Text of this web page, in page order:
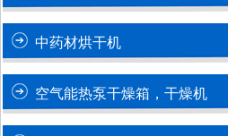
中药材烘干机
空气能热泵干燥箱，干燥机